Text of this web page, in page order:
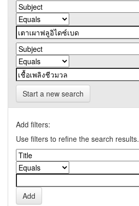
Start a new search
Add filters:
Use filters to refine the search results.